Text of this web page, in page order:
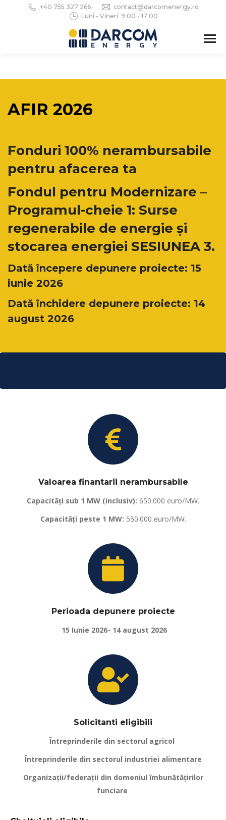
+40 755 327 266
contact@darcomenergy.ro
Luni - Vineri: 9:00 - 17:00
AFIR 2026
Fonduri 100% nerambursabile
pentru afacerea ta
Fondul pentru Modernizare –
Programul-cheie 1: Surse
regenerabile de energie și
stocarea energiei SESIUNEA 3.
Dată începere depunere proiecte: 15
iunie 2026
Dată închidere depunere proiecte: 14
august 2026
Valoarea finantarii nerambursabile
Capacități sub 1 MW (inclusiv): 650.000 euro/MW.
Capacități peste 1 MW: 550.000 euro/MW.
Perioada depunere proiecte
15 Iunie 2026- 14 august 2026
Solicitanti eligibili
Întreprinderile din sectorul agricol
Întreprinderile din sectorul industriei alimentare
Organizații/federații din domeniul îmbunătățirilor
funciare